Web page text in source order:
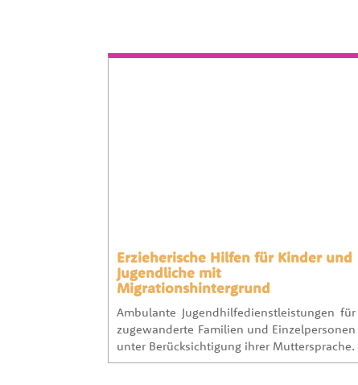
Erzieherische Hilfen für Kinder und
Jugendliche mit
Migrationshintergrund
Ambulante Jugendhilfedienstleistungen für
zugewanderte Familien und Einzelpersonen
unter Berücksichtigung ihrer Muttersprache.